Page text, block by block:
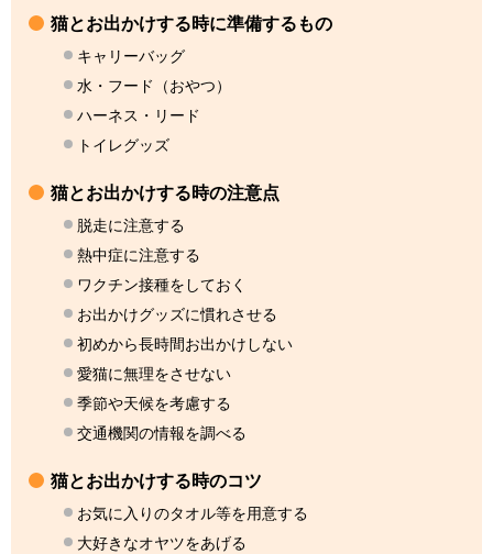
猫とお出かけする時に準備するもの
キャリーバッグ
水・フード（おやつ）
ハーネス・リード
トイレグッズ
猫とお出かけする時の注意点
脱走に注意する
熱中症に注意する
ワクチン接種をしておく
お出かけグッズに慣れさせる
初めから長時間お出かけしない
愛猫に無理をさせない
季節や天候を考慮する
交通機関の情報を調べる
猫とお出かけする時のコツ
お気に入りのタオル等を用意する
大好きなオヤツをあげる